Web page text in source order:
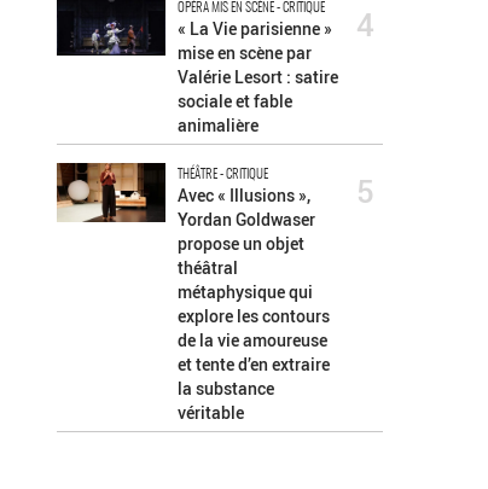
OPÉRA MIS EN SCÈNE - CRITIQUE
« La Vie parisienne »
mise en scène par
Valérie Lesort : satire
sociale et fable
animalière
4
THÉÂTRE - CRITIQUE
Avec « Illusions »,
Yordan Goldwaser
propose un objet
théâtral
métaphysique qui
explore les contours
de la vie amoureuse
et tente d’en extraire
la substance
véritable
5